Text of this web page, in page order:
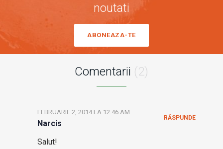
noutati
ABONEAZA-TE
Comentarii (2)
Narcis
FEBRUARIE 2, 2014 LA 12:46 AM
Salut!
RĂSPUNDE